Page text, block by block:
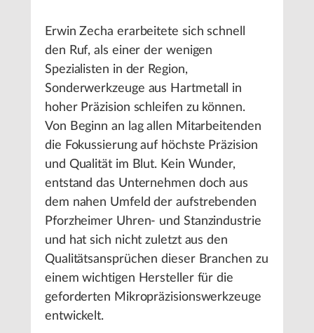
Erwin Zecha erarbeitete sich schnell
den Ruf, als einer der wenigen
Spezialisten in der Region,
Sonderwerkzeuge aus Hartmetall in
hoher Präzision schleifen zu können.
Von Beginn an lag allen Mitarbeitenden
die Fokussierung auf höchste Präzision
und Qualität im Blut. Kein Wunder,
entstand das Unternehmen doch aus
dem nahen Umfeld der aufstrebenden
Pforzheimer Uhren- und Stanzindustrie
und hat sich nicht zuletzt aus den
Qualitätsansprüchen dieser Branchen zu
einem wichtigen Hersteller für die
geforderten Mikropräzisionswerkzeuge
entwickelt.